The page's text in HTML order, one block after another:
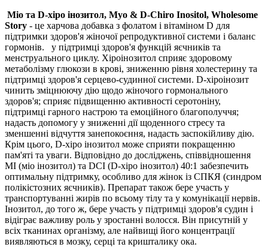
Міо та D-хіро інозитол, Myo & D-Chiro Inositol, Wholesome
Story - це харчова добавка з фолатом і вітаміном D для
підтримки здоров'я жіночої репродуктивної системи і баланс
гормонів. у підтримці здоров'я функцій яєчників та
менструального циклу. Хіроінозитол сприяє здоровому
метаболізму глюкози в крові, зниженню рівня холестерину та
підтримці здоров'я серцево-судинної системи. D-хіроінозит
чинить зміцнюючу дію щодо жіночого гормонального
здоров'я; сприяє підвищенню активності серотоніну,
підтримці гарного настрою та емоційного благополуччя;
надасть допомогу у зниженні дії щоденного стресу та
зменшенні відчуття занепокоєння, надасть заспокійливу дію.
Крім цього, D-хіро інозитол може сприяти покращенню
пам'яті та уваги. Відповідно до досліджень, співвідношення
MI (міо інозитол) та DCI (D-хіро інозитол) 40:1 забезпечить
оптимальну підтримку, особливо для жінок із СПКЯ (синдром
полікістозних яєчників). Препарат також бере участь у
транспортуванні жирів по всьому тілу та у комунікації нервів.
Інозитол, до того ж, бере участь у підтримці здоров'я судин і
відіграє важливу роль у зростанні волосся. Він присутній у
всіх тканинах організму, але найвищі його концентрації
виявляються в мозку, серці та кришталику ока.